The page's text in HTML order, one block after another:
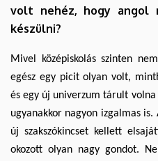
volt nehéz, hogy angol
készülni?
Mivel középiskolás szinten
egész egy picit olyan volt,
és egy új univerzum tárult
ugyanakkor nagyon izgalmas
új szakszókincset kellett
okozott olyan nagy gondot.